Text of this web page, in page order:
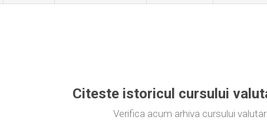
Citeste istoricul cursului
Verifica acum arhiva cursului